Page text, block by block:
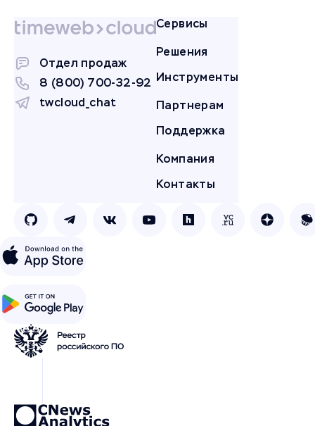
Отдел продаж
8 (800) 700-32-92
twcloud_chat
Сервисы
Решения
Инструменты
Партнерам
Поддержка
Компания
Контакты